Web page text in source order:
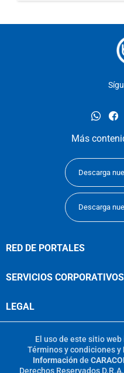
Más
Descarga
Descarga
RED DE PORTALES
SERVICIOS CORPORATIVOS
LEGAL
El uso de este sitio
Términos y condicionesy
Información de
Derechos Reservados